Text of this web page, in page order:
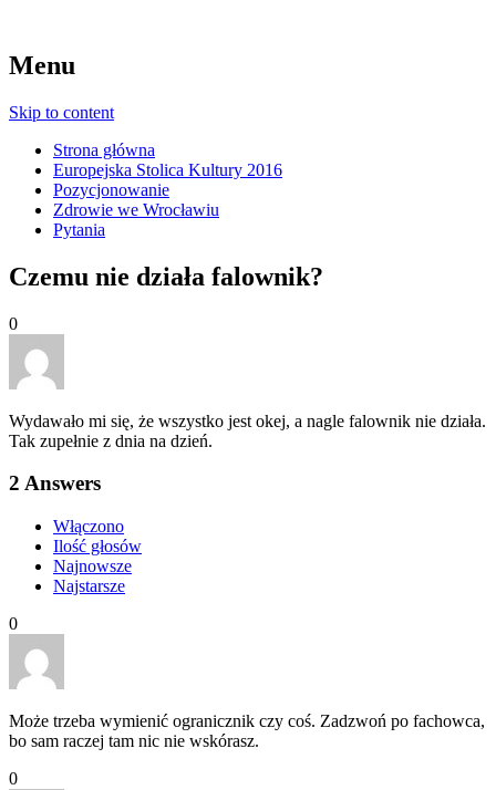
Menu
Skip to content
Strona główna
Europejska Stolica Kultury 2016
Pozycjonowanie
Zdrowie we Wrocławiu
Pytania
Czemu nie działa falownik?
0
Wydawało mi się, że wszystko jest okej, a nagle falownik nie działa.
Tak zupełnie z dnia na dzień.
2 Answers
Włączono
Ilość głosów
Najnowsze
Najstarsze
0
Może trzeba wymienić ogranicznik czy coś. Zadzwoń po fachowca,
bo sam raczej tam nic nie wskórasz.
0